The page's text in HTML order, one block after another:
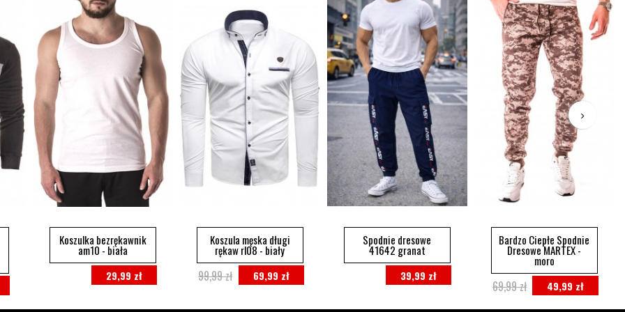
Koszulka bezrękawnik
am10 - biała
29,99 zł
Koszula męska długi
rękaw rl08 - biały
69,99 zł
99,99 zł
Spodnie dresowe
41642 granat
39,99 zł
Bardzo Ciepłe Spodnie
Dresowe MARTEX -
moro
49,99 zł
69,99 zł